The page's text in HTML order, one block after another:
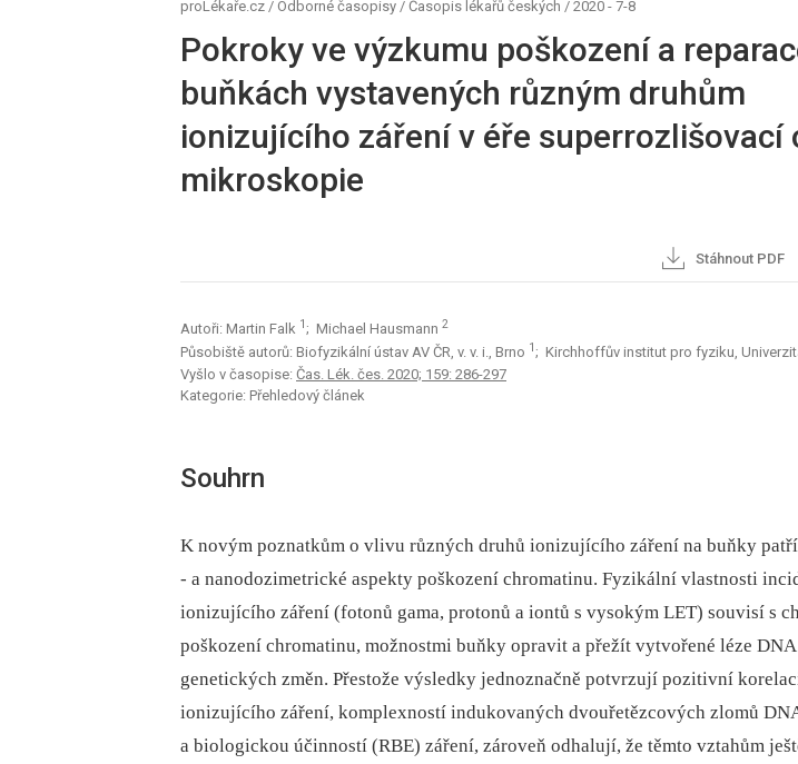
proLékaře.cz / Odborné časopisy / Časopis lékařů českých / 2020 - 7-8
Pokroky ve výzkumu poškození a
buňkách vystavených různým druhům
ionizujícího záření v éře superrozlišovací
mikroskopie
Stáhnout PDF
Autoři: Martin Falk 1 ; Michael Hausmann 2
Působiště autorů: Biofyzikální ústav AV ČR, v. v. i., Brno 1 ; Kirchhoffův institut pro fyziku,
Vyšlo v časopise: Čas. Lék. čes. 2020; 159: 286-297
Kategorie: Přehledový článek
Souhrn
K novým poznatkům o vlivu různých druhů ionizujícího záření na buňky
-⁠ a nanodozimetrické aspekty poškození chromatinu. Fyzikální vlastnosti
ionizujícího záření (fotonů gama, protonů a iontů s vysokým LET) souvisí s
poškození chromatinu, možnostmi buňky opravit a přežít vytvořené léze
genetických změn. Přestože výsledky jednoznačně potvrzují pozitivní
ionizujícího záření, komplexností indukovaných dvouřetězcových zlomů
a biologickou účinností (RBE) záření, zároveň odhalují, že těmto vztahům